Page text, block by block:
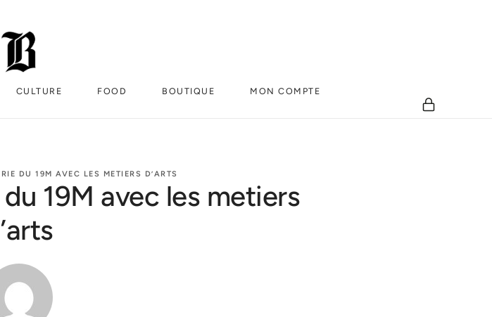
CULTURE FOOD BOUTIQUE MON COMPTE
DU 19M AVEC LES METIERS D’ARTS
19M avec les metiers